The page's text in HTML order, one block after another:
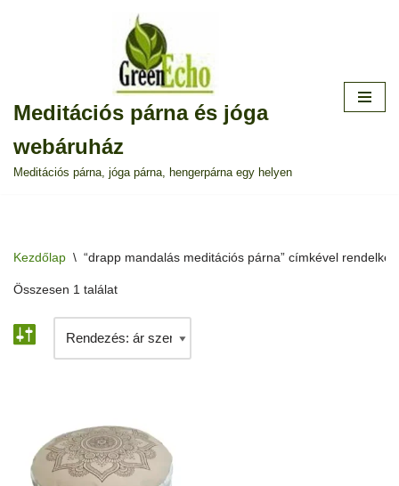
Meditációs párna és jóga
webáruház
Meditációs párna, jóga párna, hengerpárna egy helyen
Kezdőlap \ “drapp mandalás meditációs párna” címkével
Összesen 1 találat